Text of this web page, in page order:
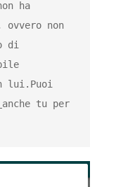
ha
non
di
lui.
anche tu per